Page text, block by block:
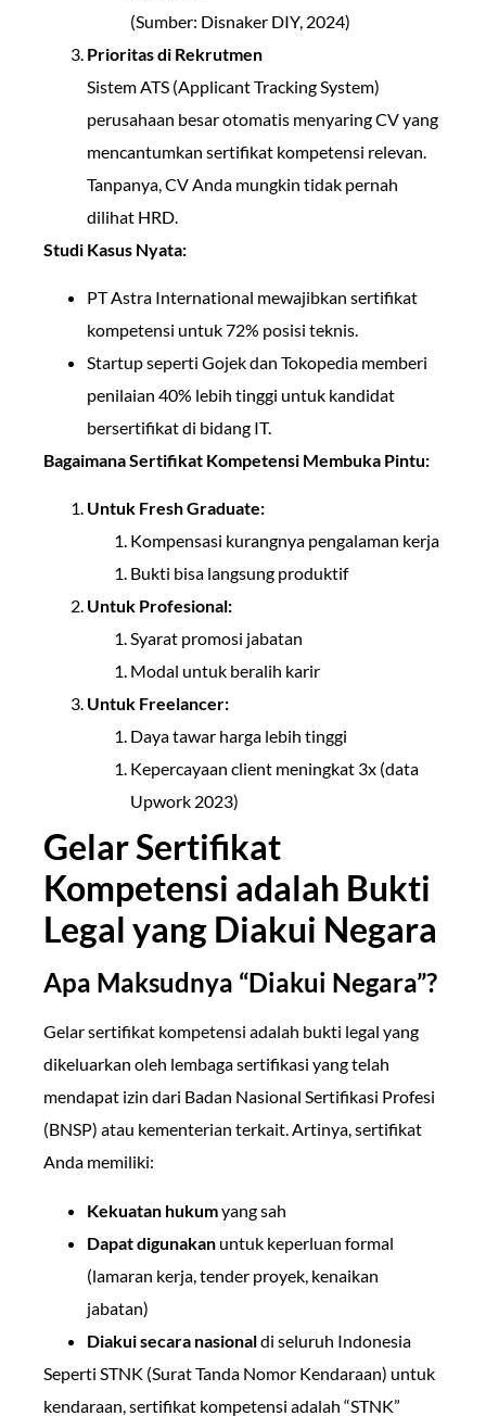
(Sumber: Disnaker DIY, 2024)
Prioritas di Rekrutmen
Sistem ATS (Applicant Tracking System)
perusahaan besar otomatis menyaring CV yang
mencantumkan sertifikat kompetensi relevan.
Tanpanya, CV Anda mungkin tidak pernah
dilihat HRD.
Studi Kasus Nyata:
PT Astra International mewajibkan sertifikat
kompetensi untuk 72% posisi teknis.
Startup seperti Gojek dan Tokopedia memberi
penilaian 40% lebih tinggi untuk kandidat
bersertifikat di bidang IT.
Bagaimana Sertifikat Kompetensi Membuka Pintu:
Untuk Fresh Graduate:
Kompensasi kurangnya pengalaman kerja
Bukti bisa langsung produktif
Untuk Profesional:
Syarat promosi jabatan
Modal untuk beralih karir
Untuk Freelancer:
Daya tawar harga lebih tinggi
Kepercayaan client meningkat 3x (data
Upwork 2023)
Gelar Sertifikat
Kompetensi adalah Bukti
Legal yang Diakui Negara
Apa Maksudnya “Diakui Negara”?
Gelar sertifikat kompetensi adalah bukti legal yang
dikeluarkan oleh lembaga sertifikasi yang telah
mendapat izin dari Badan Nasional Sertifikasi Profesi
(BNSP) atau kementerian terkait. Artinya, sertifikat
Anda memiliki:
Kekuatan hukumyang sah
Dapat digunakan untuk keperluan formal
(lamaran kerja, tender proyek, kenaikan
jabatan)
Diakui secara nasionaldi seluruh Indonesia
Seperti STNK (Surat Tanda Nomor Kendaraan) untuk
kendaraan, sertifikat kompetensi adalah “STNK”